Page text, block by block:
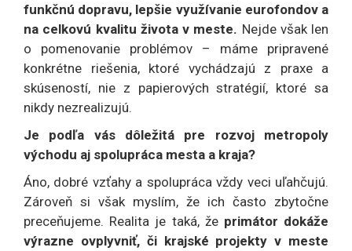
funkčnú dopravu, lepšie využívanie eurofondov a
na celkovú kvalitu života v meste. Nejde však len
o pomenovanie problémov – máme pripravené
konkrétne riešenia, ktoré vychádzajú z praxe a
skúseností, nie z papierových stratégií, ktoré sa
nikdy nezrealizujú.
Je podľa vás dôležitá pre rozvoj metropoly
východu aj spolupráca mesta a kraja?
Áno, dobré vzťahy a spolupráca vždy veci uľahčujú.
Zároveň si však myslím, že ich často zbytočne
preceňujeme. Realita je taká, žeprimátor dokáže
výrazne ovplyvniť, či krajské projekty v meste